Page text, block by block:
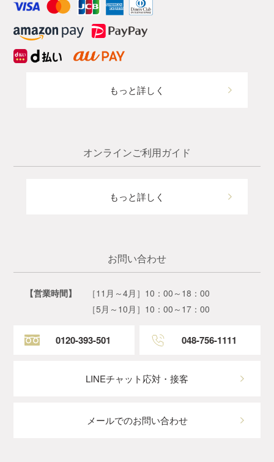
もっと詳しく
オンラインご利用ガイド
もっと詳しく
お問い合わせ
【営業時間】
［11月～4月］10：00～18：00
［5月～10月］10：00～17：00
0120-393-501 048-756-1111
LINEチャット応対・接客
メールでのお問い合わせ